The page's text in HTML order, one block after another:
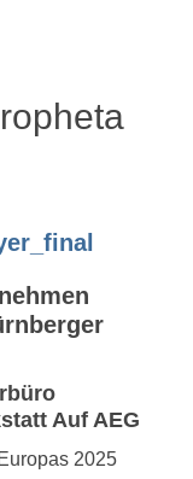
Auf AEG
2025